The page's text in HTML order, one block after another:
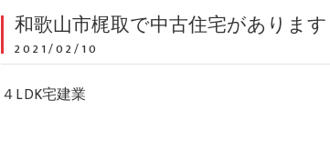
和歌山市梶取で中古住宅があります
2021/02/10
４LDK宅建業